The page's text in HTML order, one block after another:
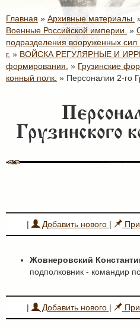
Главная » Архивные материалы.
Военные Российской империи. »
подразделения вооруженных
г. » ВОЙСКА РЕГУЛЯРНЫЕ И
формирования. » Грузинские
конный полк. » Персоналии 2-го
Грузинского
| Добавить нового |
Жовнеровский
подполковник - командир
| Добавить нового |